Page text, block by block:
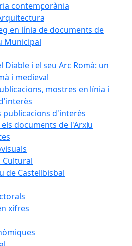
contemporània
en línia de documents de
Municipal
Diable i el seu Arc Romà: un
i medieval
mostres en línia i
publicacions d'interès
els documents de l'Arxiu
Cultural
de Castellbisbal
xifres